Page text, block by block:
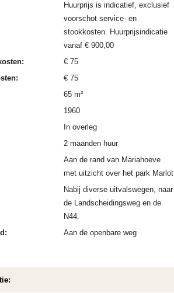
Huurprijs is indicatief, exclusief
voorschot service- en
stookkosten. Huurprijsindicatie
vanaf € 900,00
€ 75
€ 75
65 m²
1960
In overleg
2 maanden huur
Aan de rand van Mariahoeve
met uitzicht over het park Marlot
Nabij diverse uitvalswegen, naar
de Landscheidingsweg en de
N44.
Aan de openbare weg